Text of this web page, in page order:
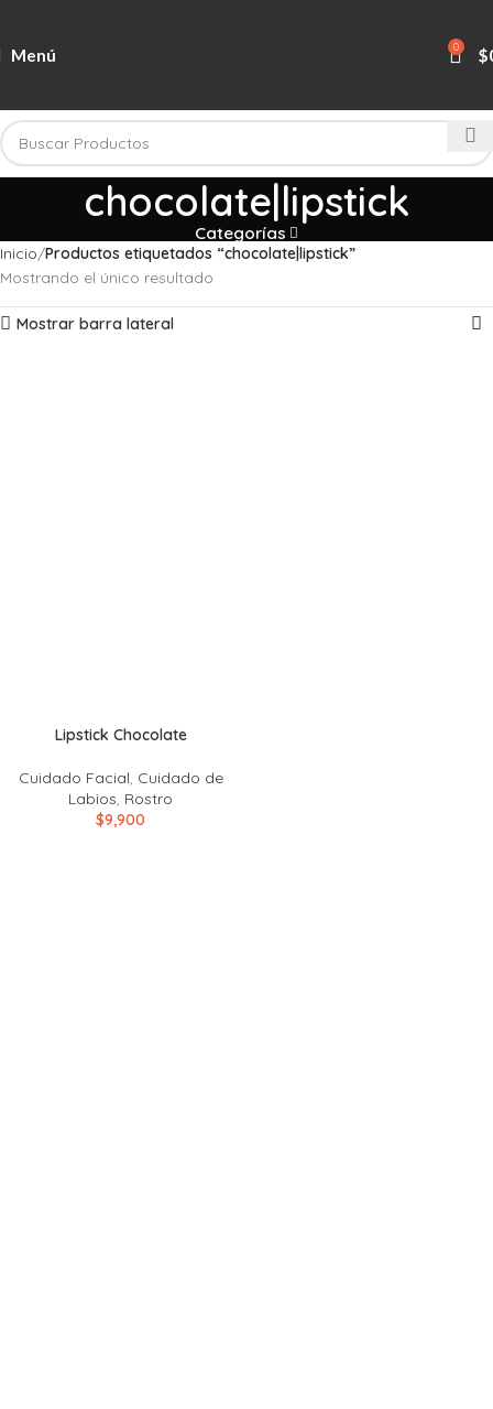
Menú 0 $
chocolate|lipstick
Categorías
Inicio Productos etiquetados “chocolate|lipstick”
Mostrando el único resultado
Mostrar barra lateral
Lipstick Chocolate
Cuidado Facial Cuidado de
Labios Rostro
$9,900